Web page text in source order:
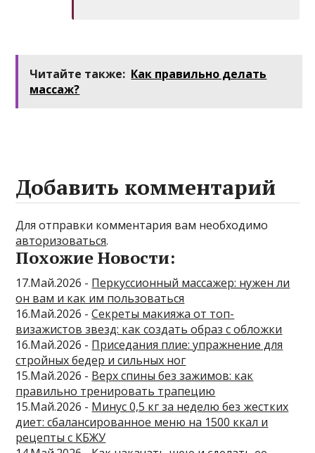
Читайте также: Как правильно делать
массаж?
Добавить комментарий
Для отправки комментария вам необходимо
авторизоваться.
Похожие Новости:
17.Май.2026 - Перкуссионный массажер: нужен ли
он вам и как им пользоваться
16.Май.2026 -Секреты макияжа от топ-
визажистов звезд: как создать образ с обложки
16.Май.2026 - Приседания плие: упражнение для
стройных бедер и сильных ног
15.Май.2026 - Верх спины без зажимов: как
правильно тренировать трапецию
15.Май.2026 - Минус 0,5 кг за неделю без жестких
диет: сбалансированное меню на 1500 ккал и
рецепты с КБЖУ